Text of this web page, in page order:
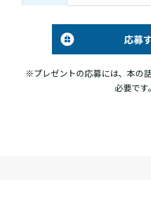
応募
※プレゼントの応募には、本の
必要です。